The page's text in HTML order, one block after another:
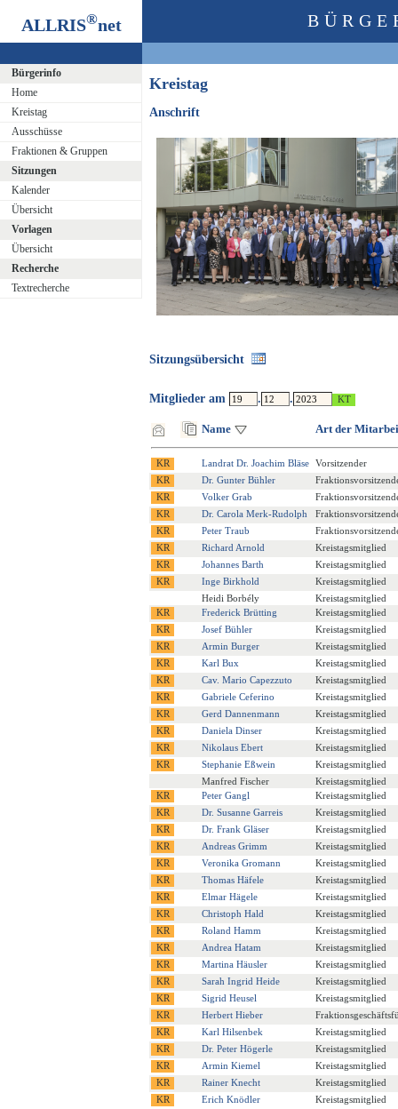
ALLRIS®net
Bürgerinfo
Home
Kreistag
Ausschüsse
Fraktionen & Gruppen
Sitzungen
Kalender
Übersicht
Vorlagen
Übersicht
Recherche
Textrecherche
Kreistag
Anschrift
Sitzungsübersicht
Mitglieder am . .
Name Art der
Landrat Dr. Joachim Bläse Vorsitzender
Dr. Gunter Bühler
Volker Grab
Dr. Carola Merk-Rudolph
Peter Traub
Richard Arnold
Kreistagsmitglied
Johannes Barth
Kreistagsmitglied
Inge Birkhold
Kreistagsmitglied
Heidi Borbély
Kreistagsmitglied
Frederick Brütting
Kreistagsmitglied
Josef Bühler
Kreistagsmitglied
Armin Burger
Kreistagsmitglied
Karl Bux
Kreistagsmitglied
Cav. Mario Capezzuto
Kreistagsmitglied
Gabriele Ceferino
Kreistagsmitglied
Gerd Dannenmann
Kreistagsmitglied
Daniela Dinser
Kreistagsmitglied
Nikolaus Ebert
Kreistagsmitglied
Stephanie Eßwein
Kreistagsmitglied
Manfred Fischer
Kreistagsmitglied
Peter Gangl
Kreistagsmitglied
Dr. Susanne Garreis
Kreistagsmitglied
Dr. Frank Gläser
Kreistagsmitglied
Andreas Grimm
Kreistagsmitglied
Veronika Gromann
Kreistagsmitglied
Thomas Häfele
Kreistagsmitglied
Elmar Hägele
Kreistagsmitglied
Christoph Hald
Kreistagsmitglied
Roland Hamm
Kreistagsmitglied
Andrea Hatam
Kreistagsmitglied
Martina Häusler
Kreistagsmitglied
Sarah Ingrid Heide
Kreistagsmitglied
Sigrid Heusel
Kreistagsmitglied
Herbert Hieber
Karl Hilsenbek
Kreistagsmitglied
Dr. Peter Högerle
Kreistagsmitglied
Armin Kiemel
Kreistagsmitglied
Rainer Knecht
Kreistagsmitglied
Erich Knödler
Kreistagsmitglied